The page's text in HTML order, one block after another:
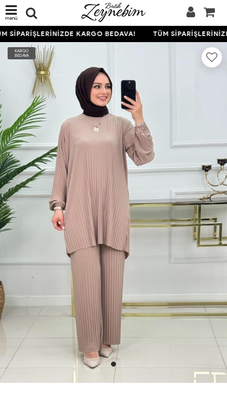
menü
SİPARİŞLERİNİZDE KARGO BEDAVA! TÜM
KARGO
BEDAVA